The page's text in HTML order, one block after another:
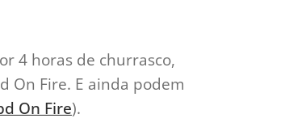
4 horas de churrasco,
On Fire. E ainda podem
On Fire).